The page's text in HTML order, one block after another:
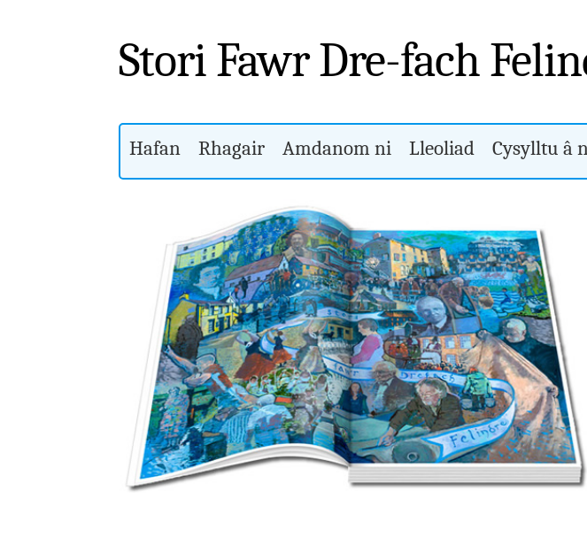
Stori Fawr Dre-fach
Hafan Rhagair Amdanom ni Lleoliad Cysylltu â